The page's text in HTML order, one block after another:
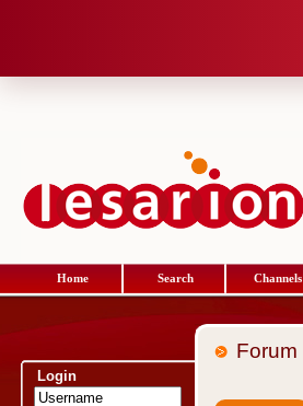
Home Search Channels
Login
Forum